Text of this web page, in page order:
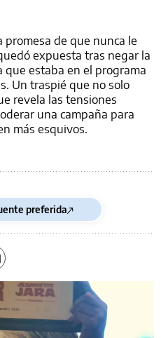
promesa de que nunca le
expuesta tras negar la
estaba en el programa
Un traspié que no solo
revela las tensiones
una campaña para
más esquivos.
preferida